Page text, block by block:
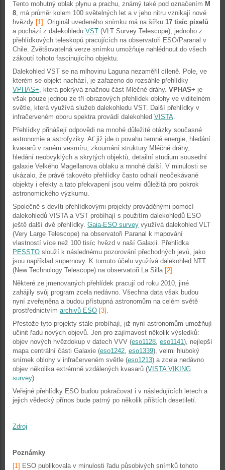
Tento mohutný oblak plynu a prachu, známý také pod označením M
8, má průměr kolem 100 světelných let a v jeho nitru vznikají nové
hvězdy [1] . Originál uvedeného snímku má na šířku 17 tisíc pixelů
a pochází z dalekohledu VST (VLT Survey Telescope), jednoho z
přehlídkových teleskopů pracujících na observatoři ESO/Paranal v
Chile. Zvětšovatelná verze snímku umožňuje nahlédnout do všech
zákoutí tohoto fascinujícího objektu.
Dalekohled VST se na mlhovinu Laguna nezaměřil cíleně. Pole, ve
kterém se objekt nachází, je zařazeno do rozsáhle přehlídky
VPHAS+, která pokrývá značnou část Mléčné dráhy. VPHAS+ je
však pouze jednou ze tří obrazových přehlídek oblohy ve viditelném
světle, která využívá služeb dalekohledu VST. Další přehlídky v
infračerveném oboru spektra provádí dalekohled VISTA.
Přehlídky přinášejí odpovědi na mnohé důležité otázky současné
astronomie a astrofyziky. Ať již jde o povahu temné energie, hledání
kvasarů v raném vesmíru, zkoumání struktury Mléčné dráhy,
hledání neobvyklých a skrytých objektů, detailní studium sousední
galaxie Velkého Magellanova oblaku a mnohé další. V minulosti se
ukázalo, že právě takovéto přehlídky často odhalí neočekávané
objekty i efekty a tato překvapení jsou velmi důležitá pro pokrok
astronomického výzkumu.
Společně s devíti přehlídkovými projekty prováděnými pomocí
dalekohledů VISTA a VST probíhají s použitím dalekohledů ESO
ještě další dvě přehlídky. Gaia-ESO survey využívá dalekohled VLT
(Very Large Telescope) na observatoři Paranal k mapování
vlastností více než 100 tisíc hvězd v naší Galaxii. Přehlídka
PESSTO slouží k následnému pozorování přechodných jevů, jako
jsou například supernovy. K tomuto účelu využívá dalekohled NTT
(New Technology Telescope) na observatoři La Silla [2] .
Některé ze jmenovaných přehlídek pracují od roku 2010, jiné
zahájily svůj program zcela nedávno. Všechna data však budou
nyní zveřejněna a budou přístupná astronomům na celém světě
prostřednictvím archivů ESO [3] .
Přestože tyto projekty stále probíhají, již nyní astronomům umožňují
učinit řadu nových objevů. Jen pro zajímavost několik výsledků:
objev nových hvězdokup v datech VVV (eso1128, eso1141), nejlepší
mapa centrální části Galaxie (eso1242, eso1339), velmi hluboký
snímek oblohy v infračerveném světle (eso1213) a zcela nedávno
objev několika extrémně vzdálených kvasarů (VISTA VIKING
survey).
Veřejné přehlídky ESO budou pokračovat i v následujících letech a
jejich vědecký přínos bude patrný po několik příštích desetiletí.
Zdroj
Poznámky
[1] ESO publikovala v minulosti řadu působivých snímků tohoto